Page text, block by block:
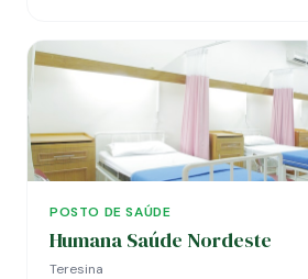
POSTO DE SAÚDE
Humana Saúde Nordeste
Teresina